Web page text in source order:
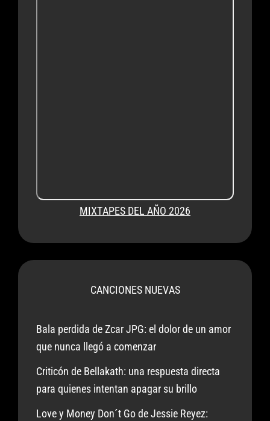
MIXTAPES DEL AÑO 2026
CANCIONES NUEVAS
Bala perdida de Zcar JPG: el dolor de un amor
que nunca llegó a comenzar
Criticón de Bellakath: una respuesta directa
para quienes intentan apagar su brillo
Love y Money Don´t Go de Jessie Reyez: